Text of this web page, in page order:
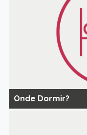
Onde Dormir?